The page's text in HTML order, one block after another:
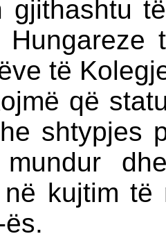
gjithashtu
Hungareze
të
që
shtypjes
në kujtim